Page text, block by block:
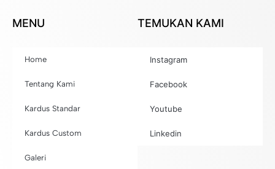
MENU
Home
Tentang Kami
Kardus Standar
Kardus Custom
Galeri
TEMUKAN KAMI
Instagram
Facebook
Youtube
Linkedin